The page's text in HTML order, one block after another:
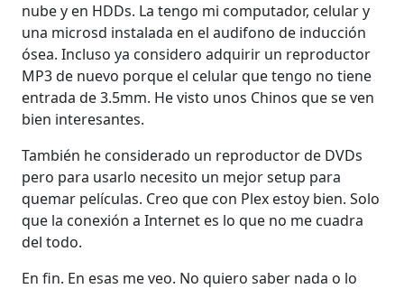
nube y en HDDs. La tengo mi computador, celular y
una microsd instalada en el audifono de inducción
ósea. Incluso ya considero adquirir un reproductor
MP3 de nuevo porque el celular que tengo no tiene
entrada de 3.5mm. He visto unos Chinos que se ven
bien interesantes.
También he considerado un reproductor de DVDs
pero para usarlo necesito un mejor setup para
quemar películas. Creo que con Plex estoy bien. Solo
que la conexión a Internet es lo que no me cuadra
del todo.
En fin. En esas me veo. No quiero saber nada o lo